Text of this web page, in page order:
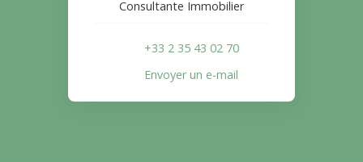
Consultante Immobilier
+33 2 35 43 02 70
Envoyer un e-mail